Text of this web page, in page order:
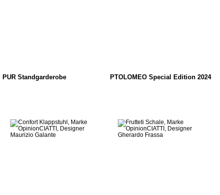
PUR Standgarderobe PTOLOMEO Special Edition 2024